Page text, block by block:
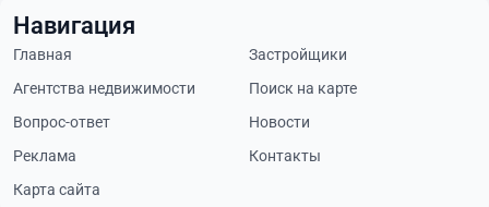
Навигация
Главная
Застройщики
Агентства недвижимости
Поиск на карте
Вопрос-ответ
Новости
Реклама
Контакты
Карта сайта